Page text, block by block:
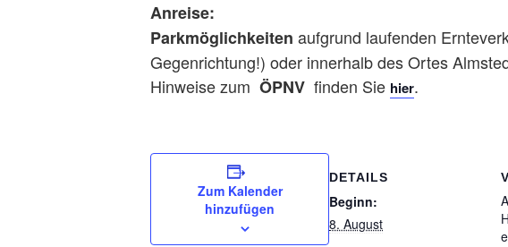
Anreise:
Parkmöglichkeiten aufgrund laufenden
Gegenrichtung!) oder innerhalb des Ortes
Hinweise zum ÖPNV finden Sie hier.
Zum Kalender
hinzufügen
DETAILS
Beginn:
8. August